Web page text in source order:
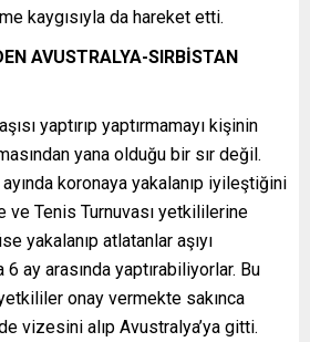
kaygısıyla da hareket etti.
AVUSTRALYA-SIRBİSTAN
yaptırıp yaptırmamayı kişinin
yana olduğu bir sır değil.
koronaya yakalanıp iyileştiğini
ve Tenis Turnuvası yetkililerine
yakalanıp atlatanlar aşıyı
ay arasında yaptırabiliyorlar. Bu
onay vermekte sakınca
vizesini alıp Avustralya’ya gitti.